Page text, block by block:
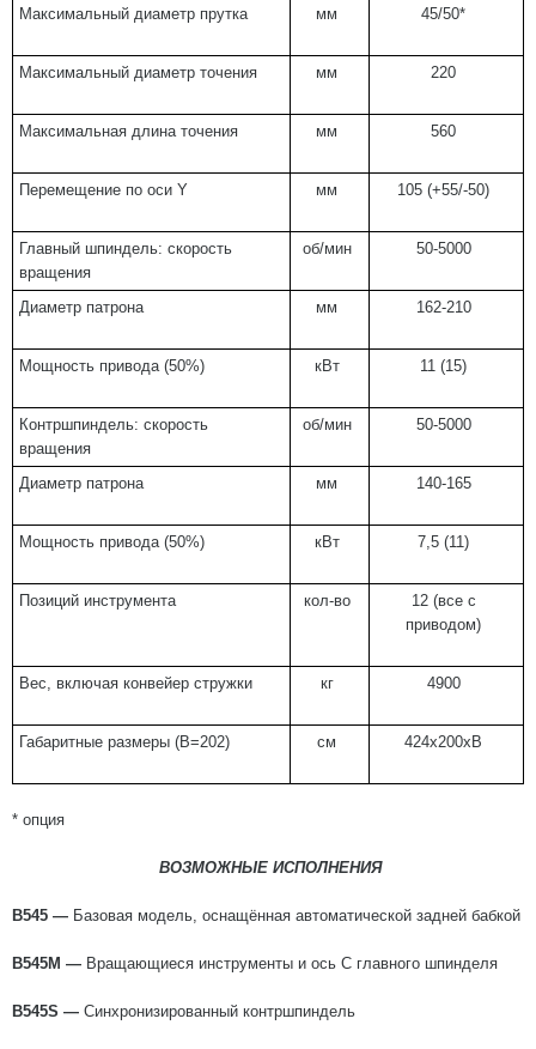
Максимальный диаметр прутка мм 45/50*
Максимальный диаметр точения мм 220
Максимальная длина точения мм 560
Перемещение по оси Y мм 105 (+55/-50)
Главный шпиндель: скорость
вращения
об/мин 50-5000
Диаметр патрона мм 162-210
Мощность привода (50%) кВт 11 (15)
Контршпиндель: скорость
вращения
об/мин 50-5000
Диаметр патрона мм 140-165
Мощность привода (50%) кВт 7,5 (11)
Позиций инструмента кол-во
12 (все с
приводом)
Вес, включая конвейер стружки кг 4900
Габаритные размеры (В=202) см 424x200xB
* опция
ВОЗМОЖНЫЕ ИСПОЛНЕНИЯ
B545 — Базовая модель, оснащённая автоматической задней бабкой
B545M — Вращающиеся инструменты и ось С главного шпинделя
B545S — Синхронизированный контршпиндель